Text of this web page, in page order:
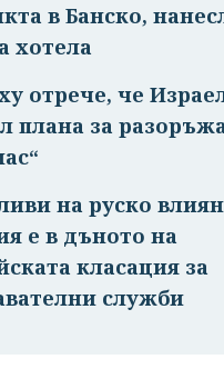
в Банско,
хотела
отрече, че
плана за
на руско
е в дъното на
класация за
служби